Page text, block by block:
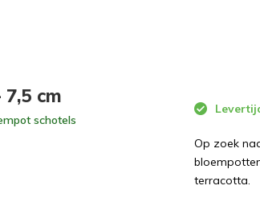
cm
schotels
Op zoek
terracotta.